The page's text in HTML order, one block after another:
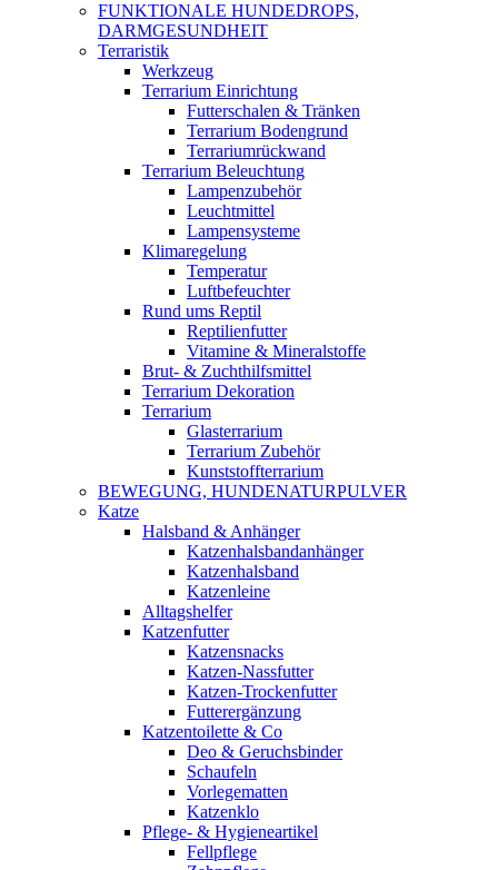
FUNKTIONALE HUNDEDROPS,
DARMGESUNDHEIT
Terraristik
Werkzeug
Terrarium Einrichtung
Futterschalen & Tränken
Terrarium Bodengrund
Terrariumrückwand
Terrarium Beleuchtung
Lampenzubehör
Leuchtmittel
Lampensysteme
Klimaregelung
Temperatur
Luftbefeuchter
Rund ums Reptil
Reptilienfutter
Vitamine & Mineralstoffe
Brut- & Zuchthilfsmittel
Terrarium Dekoration
Terrarium
Glasterrarium
Terrarium Zubehör
Kunststoffterrarium
BEWEGUNG, HUNDENATURPULVER
Katze
Halsband & Anhänger
Katzenhalsbandanhänger
Katzenhalsband
Katzenleine
Alltagshelfer
Katzenfutter
Katzensnacks
Katzen-Nassfutter
Katzen-Trockenfutter
Futterergänzung
Katzentoilette & Co
Deo & Geruchsbinder
Schaufeln
Vorlegematten
Katzenklo
Pflege- & Hygieneartikel
Fellpflege